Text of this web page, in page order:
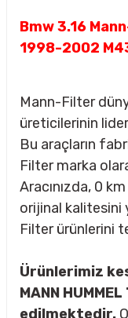
Bmw 3.16
1998-2002
Mann-Filter
üreticilerinin
Bu araçların
Filter marka
Aracınızda, 0
orijinal kalitesini
Filter ürünlerini
Ürünlerimiz
MANN
edilmektedir.